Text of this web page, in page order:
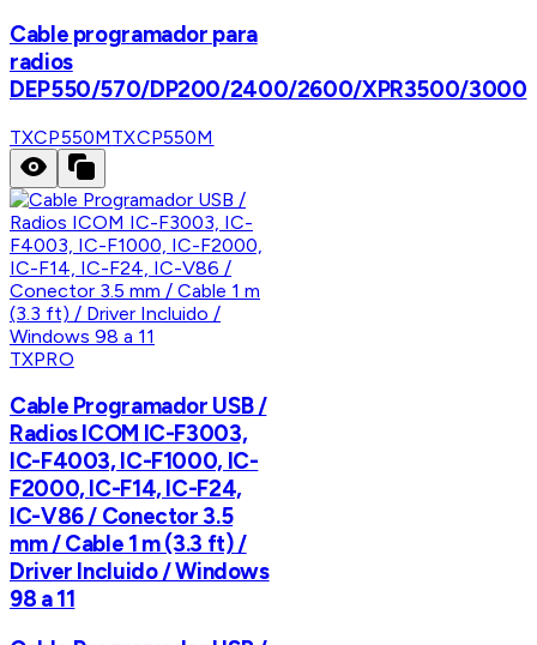
Cable programador para
radios
DEP550/570/DP200/2400/2600/XPR3500/3000
TXCP550MTXCP550M
TXPRO
Cable Programador USB /
Radios ICOM IC-F3003,
IC-F4003, IC-F1000, IC-
F2000, IC-F14, IC-F24,
IC-V86 / Conector 3.5
mm / Cable 1 m (3.3 ft) /
Driver Incluido / Windows
98 a 11